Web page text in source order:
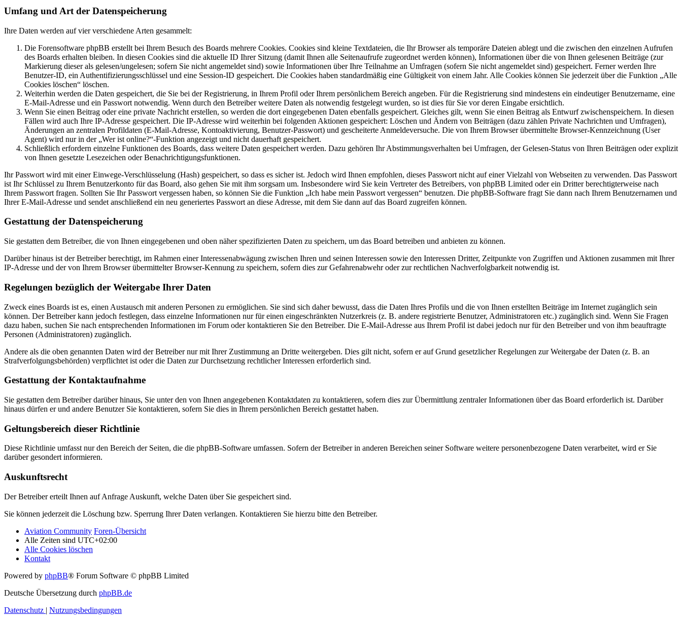
Umfang und Art der Datenspeicherung
Ihre Daten werden auf vier verschiedene Arten gesammelt:
Die Forensoftware phpBB erstellt bei Ihrem Besuch des Boards mehrere Cookies. Cookies sind kleine Textdateien, die Ihr Browser als temporäre Dateien ablegt und die zwischen den einzelnen Aufrufen
des Boards erhalten bleiben. In diesen Cookies sind die aktuelle ID Ihrer Sitzung (damit Ihnen alle Seitenaufrufe zugeordnet werden können), Informationen über die von Ihnen gelesenen Beiträge (zur
Markierung dieser als gelesen/ungelesen; sofern Sie nicht angemeldet sind) sowie Informationen über Ihre Teilnahme an Umfragen (sofern Sie nicht angemeldet sind) gespeichert. Ferner werden Ihre
Benutzer-ID, ein Authentifizierungsschlüssel und eine Session-ID gespeichert. Die Cookies haben standardmäßig eine Gültigkeit von einem Jahr. Alle Cookies können Sie jederzeit über die Funktion „Alle
Cookies löschen“ löschen.
Weiterhin werden die Daten gespeichert, die Sie bei der Registrierung, in Ihrem Profil oder Ihrem persönlichem Bereich angeben. Für die Registrierung sind mindestens ein eindeutiger Benutzername, eine
E-Mail-Adresse und ein Passwort notwendig. Wenn durch den Betreiber weitere Daten als notwendig festgelegt wurden, so ist dies für Sie vor deren Eingabe ersichtlich.
Wenn Sie einen Beitrag oder eine private Nachricht erstellen, so werden die dort eingegebenen Daten ebenfalls gespeichert. Gleiches gilt, wenn Sie einen Beitrag als Entwurf zwischenspeichern. In diesen
Fällen wird auch Ihre IP-Adresse gespeichert. Die IP-Adresse wird weiterhin bei folgenden Aktionen gespeichert: Löschen und Ändern von Beiträgen (dazu zählen Private Nachrichten und Umfragen),
Änderungen an zentralen Profildaten (E-Mail-Adresse, Kontoaktivierung, Benutzer-Passwort) und gescheiterte Anmeldeversuche. Die von Ihrem Browser übermittelte Browser-Kennzeichnung (User
Agent) wird nur in der „Wer ist online?“-Funktion angezeigt und nicht dauerhaft gespeichert.
Schließlich erfordern einzelne Funktionen des Boards, dass weitere Daten gespeichert werden. Dazu gehören Ihr Abstimmungsverhalten bei Umfragen, der Gelesen-Status von Ihren Beiträgen oder explizit
von Ihnen gesetzte Lesezeichen oder Benachrichtigungsfunktionen.
Ihr Passwort wird mit einer Einwege-Verschlüsselung (Hash) gespeichert, so dass es sicher ist. Jedoch wird Ihnen empfohlen, dieses Passwort nicht auf einer Vielzahl von Webseiten zu verwenden. Das Passwort
ist Ihr Schlüssel zu Ihrem Benutzerkonto für das Board, also gehen Sie mit ihm sorgsam um. Insbesondere wird Sie kein Vertreter des Betreibers, von phpBB Limited oder ein Dritter berechtigterweise nach
Ihrem Passwort fragen. Sollten Sie Ihr Passwort vergessen haben, so können Sie die Funktion „Ich habe mein Passwort vergessen“ benutzen. Die phpBB-Software fragt Sie dann nach Ihrem Benutzernamen und
Ihrer E-Mail-Adresse und sendet anschließend ein neu generiertes Passwort an diese Adresse, mit dem Sie dann auf das Board zugreifen können.
Gestattung der Datenspeicherung
Sie gestatten dem Betreiber, die von Ihnen eingegebenen und oben näher spezifizierten Daten zu speichern, um das Board betreiben und anbieten zu können.
Darüber hinaus ist der Betreiber berechtigt, im Rahmen einer Interessenabwägung zwischen Ihren und seinen Interessen sowie den Interessen Dritter, Zeitpunkte von Zugriffen und Aktionen zusammen mit Ihrer
IP-Adresse und der von Ihrem Browser übermittelter Browser-Kennung zu speichern, sofern dies zur Gefahrenabwehr oder zur rechtlichen Nachverfolgbarkeit notwendig ist.
Regelungen bezüglich der Weitergabe Ihrer Daten
Zweck eines Boards ist es, einen Austausch mit anderen Personen zu ermöglichen. Sie sind sich daher bewusst, dass die Daten Ihres Profils und die von Ihnen erstellten Beiträge im Internet zugänglich sein
können. Der Betreiber kann jedoch festlegen, dass einzelne Informationen nur für einen eingeschränkten Nutzerkreis (z. B. andere registrierte Benutzer, Administratoren etc.) zugänglich sind. Wenn Sie Fragen
dazu haben, suchen Sie nach entsprechenden Informationen im Forum oder kontaktieren Sie den Betreiber. Die E-Mail-Adresse aus Ihrem Profil ist dabei jedoch nur für den Betreiber und von ihm beauftragte
Personen (Administratoren) zugänglich.
Andere als die oben genannten Daten wird der Betreiber nur mit Ihrer Zustimmung an Dritte weitergeben. Dies gilt nicht, sofern er auf Grund gesetzlicher Regelungen zur Weitergabe der Daten (z. B. an
Strafverfolgungsbehörden) verpflichtet ist oder die Daten zur Durchsetzung rechtlicher Interessen erforderlich sind.
Gestattung der Kontaktaufnahme
Sie gestatten dem Betreiber darüber hinaus, Sie unter den von Ihnen angegebenen Kontaktdaten zu kontaktieren, sofern dies zur Übermittlung zentraler Informationen über das Board erforderlich ist. Darüber
hinaus dürfen er und andere Benutzer Sie kontaktieren, sofern Sie dies in Ihrem persönlichen Bereich gestattet haben.
Geltungsbereich dieser Richtlinie
Diese Richtlinie umfasst nur den Bereich der Seiten, die die phpBB-Software umfassen. Sofern der Betreiber in anderen Bereichen seiner Software weitere personenbezogene Daten verarbeitet, wird er Sie
darüber gesondert informieren.
Auskunftsrecht
Der Betreiber erteilt Ihnen auf Anfrage Auskunft, welche Daten über Sie gespeichert sind.
Sie können jederzeit die Löschung bzw. Sperrung Ihrer Daten verlangen. Kontaktieren Sie hierzu bitte den Betreiber.
Aviation Community Foren-Übersicht
Alle Zeiten sind UTC+02:00
Alle Cookies löschen
Kontakt
Powered by phpBB® Forum Software © phpBB Limited
Deutsche Übersetzung durch phpBB.de
Datenschutz | Nutzungsbedingungen